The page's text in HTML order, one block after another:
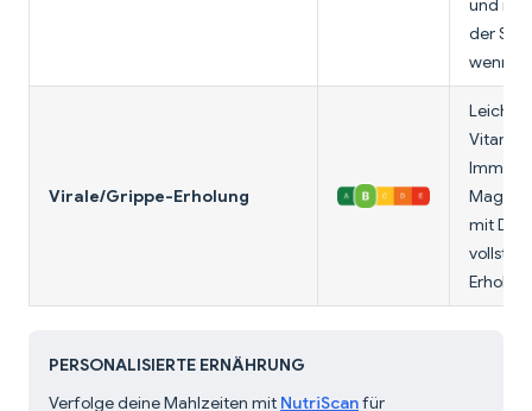
und
der
wenn
Virale/Grippe-Erholung
Leicht
Vitamin
Magen.
mit Dal
PERSONALISIERTE ERNÄHRUNG
Verfolge deine Mahlzeiten mit NutriScanfür